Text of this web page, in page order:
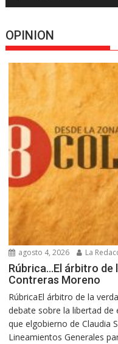
OPINION
agosto 4, 2026 La
Rúbrica…El árbitro de
Contreras Moreno
RúbricaEl árbitro de la
debate sobre la libertad de
que elgobierno de Claudia
Lineamientos Generales